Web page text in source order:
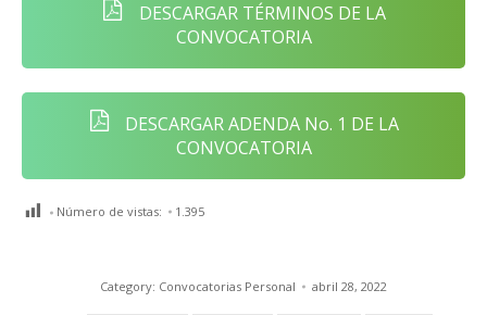
DESCARGAR TÉRMINOS DE LA
CONVOCATORIA
DESCARGAR ADENDA No. 1 DE LA
CONVOCATORIA
Número de vistas: 1.395
Category: Convocatorias Personal abril 28, 2022